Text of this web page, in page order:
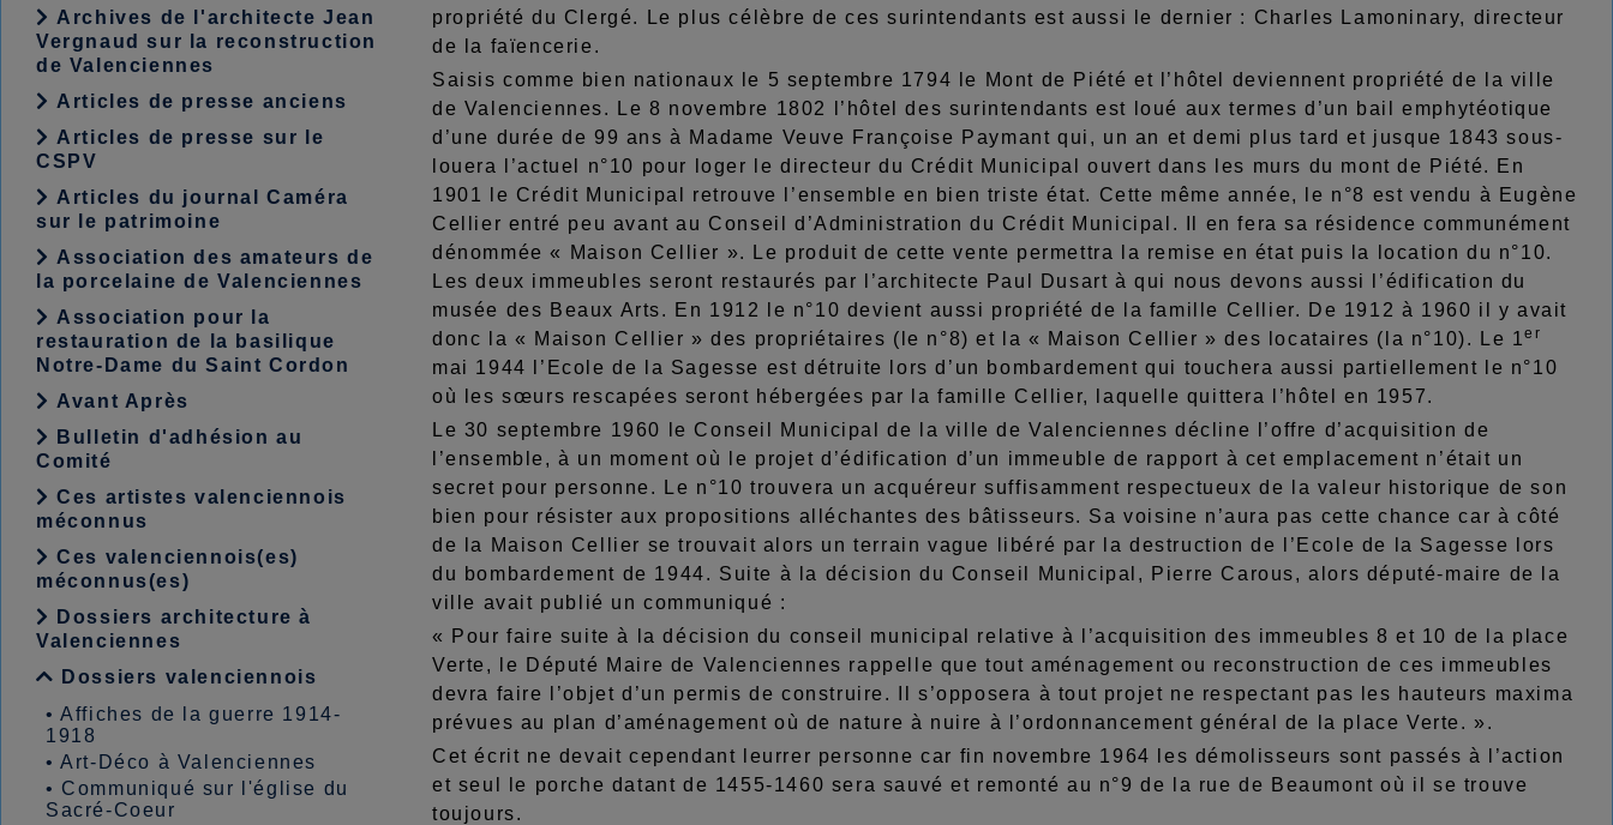
Archives de l'architecte Jean
Vergnaud sur la reconstruction
de Valenciennes
Articles de presse anciens
Articles de presse sur le
CSPV
Articles du journal Caméra
sur le patrimoine
Association des amateurs de
la porcelaine de Valenciennes
Association pour la
restauration de la basilique
Notre-Dame du Saint Cordon
Avant Après
Bulletin d'adhésion au
Comité
Ces artistes valenciennois
méconnus
Ces valenciennois(es)
méconnus(es)
Dossiers architecture à
Valenciennes
Dossiers valenciennois
•Affiches de la guerre 1914-
1918
•Art-Déco à Valenciennes
• Communiqué sur l'église du
Sacré-Coeur
propriété du Clergé. Le plus célèbre de ces surintendants est aussi le dernier : Charles Lamoninary, directeur
de la faïencerie.
Saisis comme bien nationaux le 5 septembre 1794 le Mont de Piété et l’hôtel deviennent propriété de la ville
de Valenciennes. Le 8 novembre 1802 l’hôtel des surintendants est loué aux termes d’un bail emphytéotique
d’une durée de 99 ans à Madame Veuve Françoise Paymant qui, un an et demi plus tard et jusque 1843 sous-
louera l’actuel n°10 pour loger le directeur du Crédit Municipal ouvert dans les murs du mont de Piété. En
1901 le Crédit Municipal retrouve l’ensemble en bien triste état. Cette même année, le n°8 est vendu à Eugène
Cellier entré peu avant au Conseil d’Administration du Crédit Municipal. Il en fera sa résidence communément
dénommée « Maison Cellier ». Le produit de cette vente permettra la remise en état puis la location du n°10.
Les deux immeubles seront restaurés par l’architecte Paul Dusart à qui nous devons aussi l’édification du
musée des Beaux Arts. En 1912 le n°10 devient aussi propriété de la famille Cellier. De 1912 à 1960 il y avait
donc la « Maison Cellier » des propriétaires (le n°8) et la « Maison Cellier » des locataires (la n°10). Le 1er
mai 1944 l’Ecole de la Sagesse est détruite lors d’un bombardement qui touchera aussi partiellement le n°10
où les sœurs rescapées seront hébergées par la famille Cellier, laquelle quittera l’hôtel en 1957.
Le 30 septembre 1960 le Conseil Municipal de la ville de Valenciennes décline l’offre d’acquisition de
l’ensemble, à un moment où le projet d’édification d’un immeuble de rapport à cet emplacement n’était un
secret pour personne. Le n°10 trouvera un acquéreur suffisamment respectueux de la valeur historique de son
bien pour résister aux propositions alléchantes des bâtisseurs. Sa voisine n’aura pas cette chance car à côté
de la Maison Cellier se trouvait alors un terrain vague libéré par la destruction de l’Ecole de la Sagesse lors
du bombardement de 1944. Suite à la décision du Conseil Municipal, Pierre Carous, alors député-maire de la
ville avait publié un communiqué :
« Pour faire suite à la décision du conseil municipal relative à l’acquisition des immeubles 8 et 10 de la place
Verte, le Député Maire de Valenciennes rappelle que tout aménagement ou reconstruction de ces immeubles
devra faire l’objet d’un permis de construire. Il s’opposera à tout projet ne respectant pas les hauteurs maxima
prévues au plan d’aménagement où de nature à nuire à l’ordonnancement général de la place Verte. ».
Cet écrit ne devait cependant leurrer personne car fin novembre 1964 les démolisseurs sont passés à l’action
et seul le porche datant de 1455-1460 sera sauvé et remonté au n°9 de la rue de Beaumont où il se trouve
toujours.